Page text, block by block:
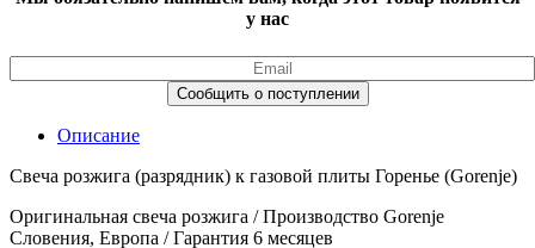
у нас
Описание
Свеча розжига (разрядник) к газовой плиты Горенье (Gorenje)
Оригинальная свеча розжига / Производство Gorenje
Словения, Европа / Гарантия 6 месяцев